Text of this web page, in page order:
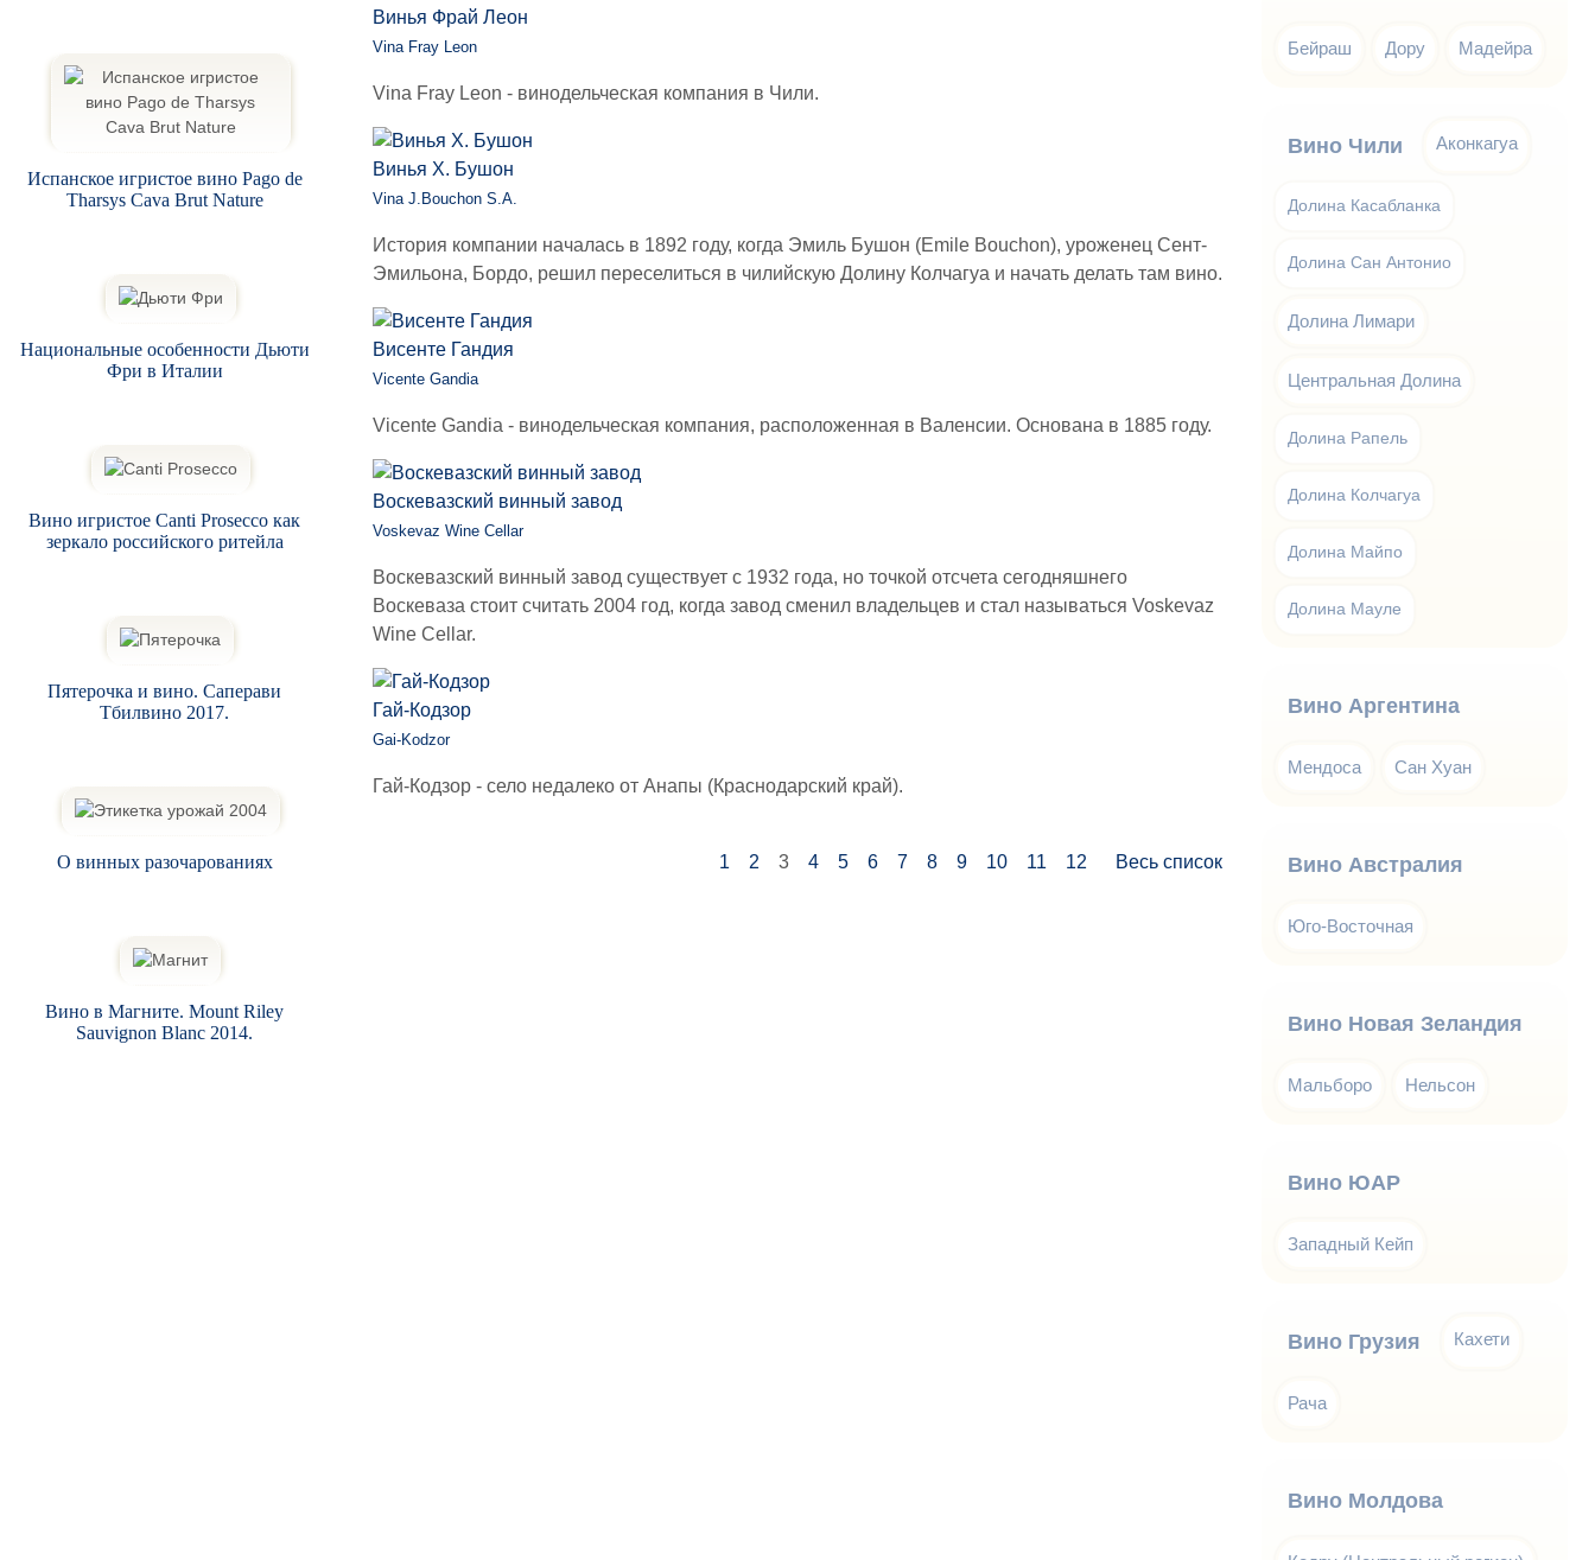
Винья Фрай Леон
Vina Fray Leon
Vina Fray Leon - винодельческая компания в Чили.
Винья Х. Бушон
Vina J.Bouchon S.A.
История компании началась в 1892 году, когда Эмиль Бушон (Emile Bouchon), уроженец Сент-
Эмильона, Бордо, решил переселиться в чилийскую Долину Колчагуа и начать делать там вино.
Висенте Гандия
Vicente Gandia
Vicente Gandia - винодельческая компания, расположенная в Валенсии. Основана в 1885 году.
Воскевазский винный завод
Voskevaz Wine Cellar
Воскевазский винный завод существует с 1932 года, но точкой отсчета сегодняшнего
Воскеваза стоит считать 2004 год, когда завод сменил владельцев и стал называться Voskevaz
Wine Cellar.
Гай-Кодзор
Gai-Kodzor
Гай-Кодзор - село недалеко от Анапы (Краснодарский край).
1 2 34 5 6 7 8 9 10 11 12 Весь список
Испанское игристое вино Pago de
Tharsys Cava Brut Nature
Национальные особенности Дьюти
Фри в Италии
Вино игристое Canti Prosecco как
зеркало российского ритейла
Пятерочка и вино. Саперави
Тбилвино 2017.
О винных разочарованиях
Вино в Магните. Mount Riley
Sauvignon Blanc 2014.
Бейраш Дору Мадейра
Вино Чили Аконкагуа
Долина Касабланка
Долина Сан Антонио
Долина Лимари
Центральная Долина
Долина Рапель
Долина Колчагуа
Долина Майпо
Долина Мауле
Вино Аргентина
Мендоса Сан Хуан
Вино Австралия
Юго-Восточная
Вино Новая Зеландия
Мальборо Нельсон
Вино ЮАР
Западный Кейп
Вино Грузия Кахети
Рача
Вино Молдова